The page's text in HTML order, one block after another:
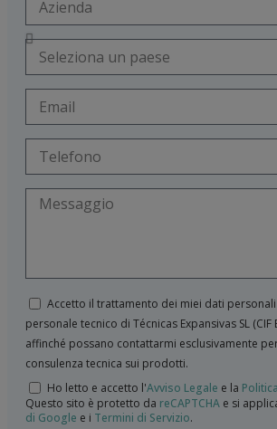
Accetto il trattamento dei miei dati
personale tecnico di Técnicas Expansivas SL (CIF
affinché possano contattarmi esclusivamente
consulenza tecnica sui prodotti.
Ho letto e accetto l'Avviso Legale e la
Questo sito è protetto da reCAPTCHA e si
di Google e i Termini di Servizio.